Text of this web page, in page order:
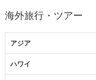
海外旅行・ツアー
アジア
ハワイ